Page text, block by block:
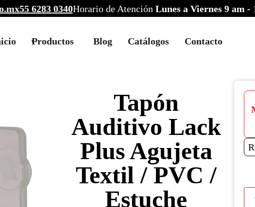
55 6283 0340Horario de Atención Lunes a Viernes 9 am
Productos Blog Catálogos Contacto
Tapón
Auditivo Lack
Plus Agujeta
Textil / PVC /
Estuche